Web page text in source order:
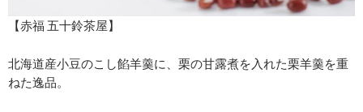
【赤福 五十鈴茶屋】
北海道産小豆のこし餡羊羹に、栗の甘露煮を入れた栗羊羹を重
ねた逸品。